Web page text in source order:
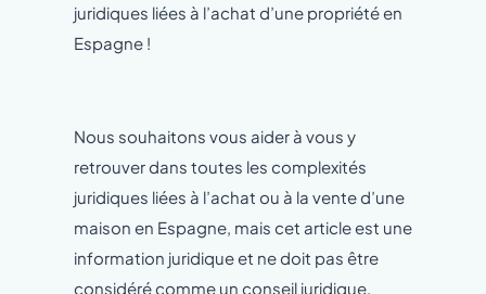
juridiques liées à l’achat d’une propriété en
Espagne !
Nous souhaitons vous aider à vous y
retrouver dans toutes les complexités
juridiques liées à l’achat ou à la vente d’une
maison en Espagne, mais cet article est une
information juridique et ne doit pas être
considéré comme un conseil juridique.